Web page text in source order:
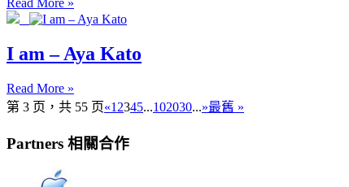
Read More »
I am – Aya Kato
Read More »
第 3 页，共 55 页«1 2345...102030...»最舊 »
Partners 相關合作